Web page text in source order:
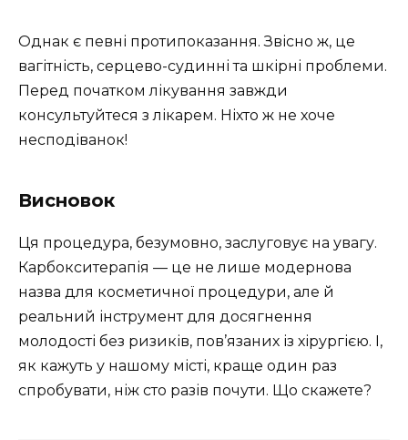
Однак є певні протипоказання. Звісно ж, це
вагітність, серцево-судинні та шкірні проблеми.
Перед початком лікування завжди
консультуйтеся з лікарем. Ніхто ж не хоче
несподіванок!
Висновок
Ця процедура, безумовно, заслуговує на увагу.
Карбокситерапія — це не лише модернова
назва для косметичної процедури, але й
реальний інструмент для досягнення
молодості без ризиків, пов’язаних із хірургією. І,
як кажуть у нашому місті, краще один раз
спробувати, ніж сто разів почути. Що скажете?